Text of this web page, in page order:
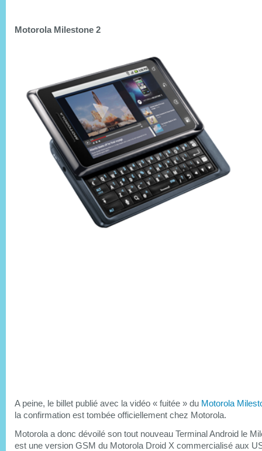
Motorola Milestone 2
A peine, le billet publié avec la vidéo « fuitée » du Motorola
la confirmation est tombée officiellement chez Motorola.
Motorola a donc dévoilé son tout nouveau Terminal Android le
est une version GSM du Motorola Droid X commercialisé aux